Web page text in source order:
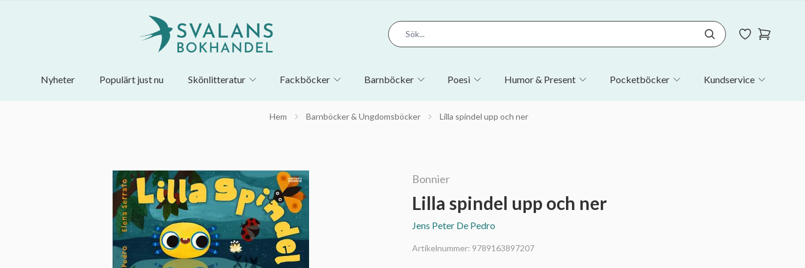
Nyheter Populärt just nu Skönlitteratur Fackböcker Barnböcker Poesi Humor & Present Pocketböcker Kundservice
Hem Barnböcker & Ungdomsböcker Lilla spindel upp och ner
Bonnier
Lilla spindel upp och ner
Jens Peter De Pedro
Artikelnummer: 9789163897207